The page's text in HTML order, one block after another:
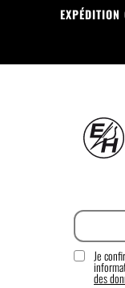
Je
des